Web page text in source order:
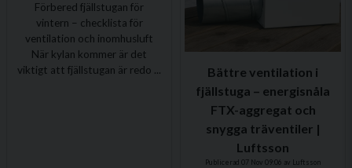
Förbered fjällstugan för
vintern – checklista för
ventilation och inomhusluft
När kylan kommer är det
viktigt att fjällstugan är redo ...
Bättre ventilation i
fjällstuga – energisnåla
FTX-aggregat och
snygga träventiler |
Luftsson
Publicerad 07 Nov 09:06 av Luftsson